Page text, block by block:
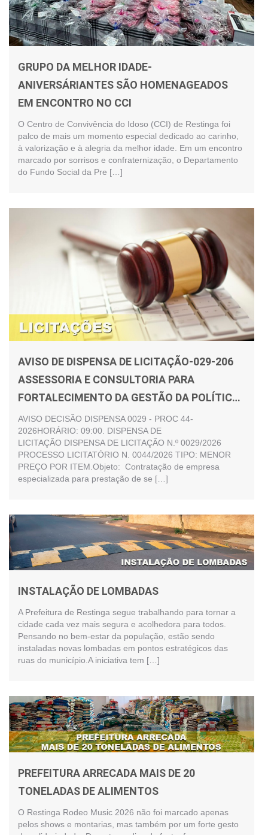
GRUPO DA MELHOR IDADE-
ANIVERSÁRIANTES SÃO HOMENAGEADOS
EM ENCONTRO NO CCI
O Centro de Convivência do Idoso (CCI) de Restinga foi
palco de mais um momento especial dedicado ao carinho,
à valorização e à alegria da melhor idade. Em um encontro
marcado por sorrisos e confraternização, o Departamento
do Fundo Social da Pre […]
AVISO DE DISPENSA DE LICITAÇÃO-029-206
ASSESSORIA E CONSULTORIA PARA
FORTALECIMENTO DA GESTÃO DA POLÍTICA
MUNICIPAL DE ASSISTÊNCIA SOCIAL – SUAS.
AVISO DECISÃO DISPENSA 0029 - PROC 44-
2026HORÁRIO: 09:00. DISPENSA DE
LICITAÇÃO DISPENSA DE LICITAÇÃO N.º 0029/2026
PROCESSO LICITATÓRIO N. 0044/2026 TIPO: MENOR
PREÇO POR ITEM.Objeto: Contratação de empresa
especializada para prestação de se […]
INSTALAÇÃO DE LOMBADAS
A Prefeitura de Restinga segue trabalhando para tornar a
cidade cada vez mais segura e acolhedora para todos.
Pensando no bem-estar da população, estão sendo
instaladas novas lombadas em pontos estratégicos das
ruas do município.A iniciativa tem […]
PREFEITURA ARRECADA MAIS DE 20
TONELADAS DE ALIMENTOS
O Restinga Rodeo Music 2026 não foi marcado apenas
pelos shows e montarias, mas também por um forte gesto